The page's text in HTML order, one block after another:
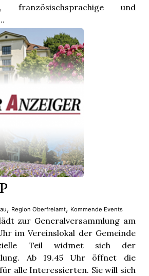
französischsprachige und
, Region Oberfreiamt, Kommende Events
zur Generalversammlung am
im Vereinslokal der Gemeinde
Teil widmet sich der
Ab 19.45 Uhr öffnet die
alle Interessierten. Sie will sich